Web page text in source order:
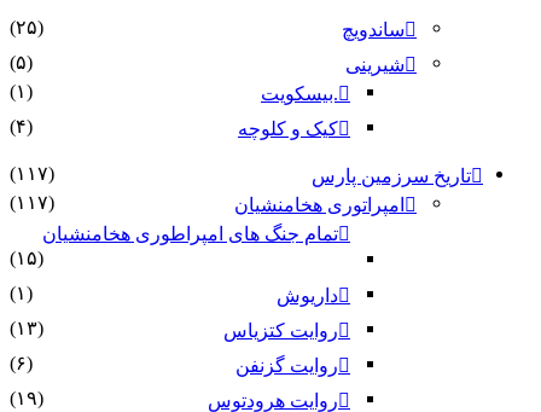
ساندویچ
(۲۵)
شیرینی
(۵)
.بیسکویت
(۱)
کیک و کلوچه
(۴)
تاریخ سرزمین پارس
(۱۱۷)
امپراتوری هخامنشیان
(۱۱۷)
تمام جنگ های امپراطوری هخامنشیان
(۱۵)
داریوش
(۱)
روایت کتزیاس
(۱۳)
روایت گزنفن
(۶)
روایت هرودتوس
(۱۹)